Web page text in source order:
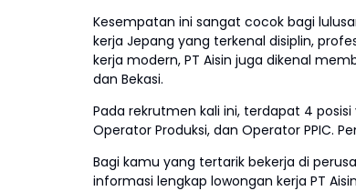
Kesempatan ini sangat cocok bagi
kerja Jepang yang terkenal disiplin,
kerja modern, PT Aisin juga dikenal
dan Bekasi.
Pada rekrutmen kali ini, terdapat 4
Operator Produksi, dan Operator PPIC.
Bagi kamu yang tertarik bekerja di
informasi lengkap lowongan kerja PT